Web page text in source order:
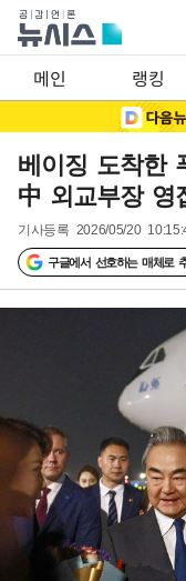
메인 랭킹
베이징 도착한
中 외교부장 영
기사등록 2026/05/20
구글에서 선호하는 매체로